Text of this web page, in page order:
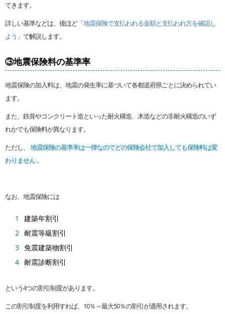
てきます。
詳しい基準などは、後ほど「地震保険で支払われる金額と支払われ方を確認し
よう 」で解説します。
③地震保険料の基準率
地震保険の加入料は、地震の発生率に基づいて各都道府県ごとに決められてい
ます。
また、鉄骨やコンクリート造といった耐火構造、木造などの非耐火構造のいず
れかでも保険料が異なります。
ただし、
地震保険の基準率は一律なのでどの保険会社で加入しても保険料は変
わりません 。
なお、地震保険には
建築年割引
耐震等級割引
免震建築物割引
耐震診断割引
という4つの割引制度があります。
この割引制度を利用すれば、10％～最大50％の割引が適用されます。